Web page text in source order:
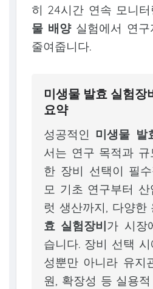
히 24시간 연속 모니
물 배양실험에서 연구
줄여줍니다.
미생물 발효 실험장
요약
성공적인 미생물 발
서는 연구 목적과
한 장비 선택이 필
모 기초 연구부터
럿 생산까지, 다양한
효 실험장비 가 시장
습니다. 장비 선택
성뿐만 아니라 유지
원, 확장성 등 실용